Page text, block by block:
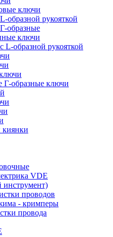
ключи
образной рукояткой
образные
ключи
образной рукояткой
Г-образные ключи
VDE
проводов
- кримперы
провода